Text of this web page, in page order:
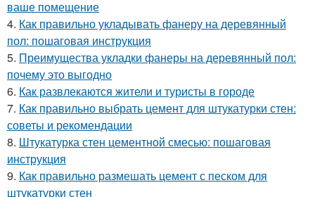
ваше помещение
4. Как правильно укладывать фанеру на деревянный
пол: пошаговая инструкция
5. Преимущества укладки фанеры на деревянный пол:
почему это выгодно
6. Как развлекаются жители и туристы в городе
7. Как правильно выбрать цемент для штукатурки стен:
советы и рекомендации
8. Штукатурка стен цементной смесью: пошаговая
инструкция
9. Как правильно размешать цемент с песком для
штукатурки стен